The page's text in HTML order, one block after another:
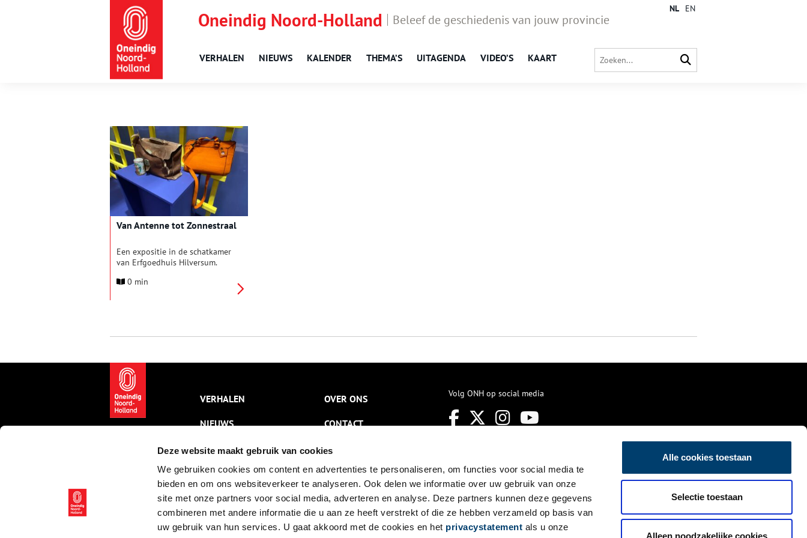
Deze website maakt gebruik van cookies
We gebruiken cookies om content en advertenties te personaliseren, om functies voor social media te
bieden en om ons websiteverkeer te analyseren. Ook delen we informatie over uw gebruik van onze
site met onze partners voor social media, adverteren en analyse. Deze partners kunnen deze gegevens
combineren met andere informatie die u aan ze heeft verstrekt of die ze hebben verzameld op basis van
uw gebruik van hun services. U gaat akkoord met de cookies en het privacystatement als u onze
Alle cookies toestaan
Selectie toestaan
Alleen noodzakelijke cookies
Oneindig Noord-Holland Beleef de geschiedenis van jouw provincie
VERHALEN NIEUWS KALENDER THEMA’S UITAGENDA VIDEO’S KAART
NL EN
Van Antenne tot Zonnestraal
Een expositie in de schatkamer
van Erfgoedhuis Hilversum.
0 min
VERHALEN
NIEUWS
KALENDER
THEMA’S
ACTIVITEITEN
VIDEO’S
OVER ONS
CONTACT
NIEUWSBRIEF
DISCLAIMER
PRIVACY
TOEGANKELIJKHEID
Volg ONH op social media